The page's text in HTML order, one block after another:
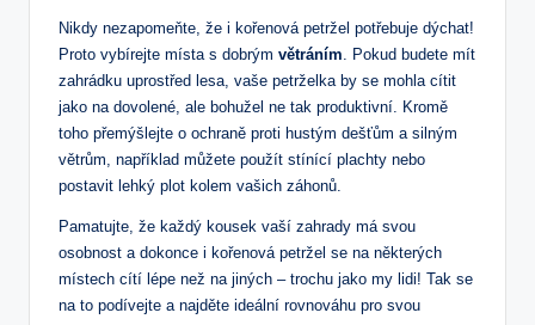
Nikdy nezapomeňte, že i kořenová petržel potřebuje dýchat!
Proto vybírejte místa s dobrým větráním. Pokud budete mít
zahrádku uprostřed lesa, vaše petrželka by se mohla cítit
jako na dovolené, ale bohužel ne tak produktivní. Kromě
toho přemýšlejte o ochraně proti hustým dešťům a silným
větrům, například můžete použít stínící plachty nebo
postavit lehký plot kolem vašich záhonů.
Pamatujte, že každý kousek vaší zahrady má svou
osobnost a dokonce i kořenová petržel se na některých
místech cítí lépe než na jiných – trochu jako my lidi! Tak se
na to podívejte a najděte ideální rovnováhu pro svou